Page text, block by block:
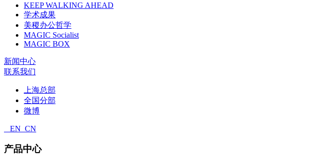
KEEP WALKING AHEAD
学术成果
美稷办公哲学
MAGIC Socialist
MAGIC BOX
新闻中心
联系我们
上海总部
全国分部
微博
EN CN
产品中心